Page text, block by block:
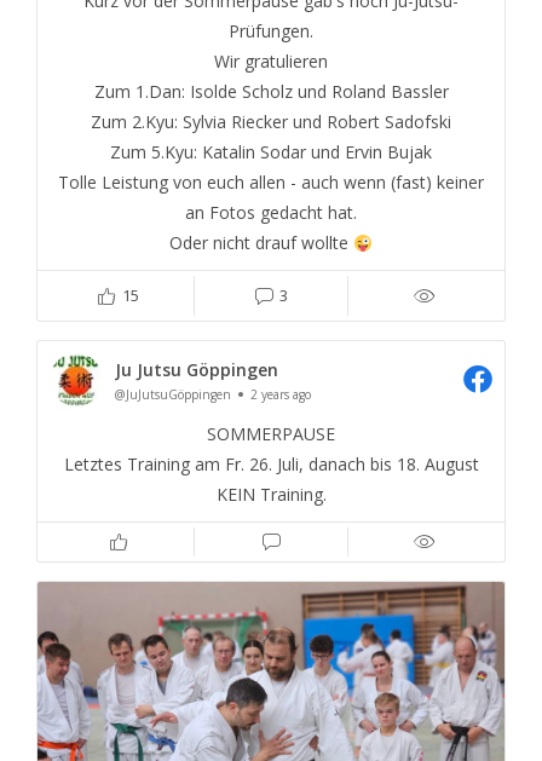
Prüfungen.
Wir gratulieren
Zum 1.Dan: Isolde Scholz und Roland Bassler
Zum 2.Kyu: Sylvia Riecker und Robert Sadofski
Zum 5.Kyu: Katalin Sodar und Ervin Bujak
Tolle Leistung von euch allen - auch wenn (fast) keiner
an Fotos gedacht hat.
Oder nicht drauf wollte
15 3
Ju Jutsu Göppingen
@JuJutsuGöppingen 2 years ago
SOMMERPAUSE
Letztes Training am Fr. 26. Juli, danach bis 18. August
KEIN Training.